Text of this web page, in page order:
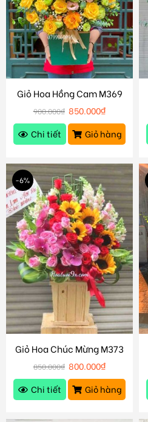
Giỏ Hoa Hồng Cam M369
900.000₫ 850.000₫
Chi tiết
Giỏ hàng
-6%
Giỏ Hoa Chúc Mừng M373
850.000₫ 800.000₫
Chi tiết
Giỏ hàng